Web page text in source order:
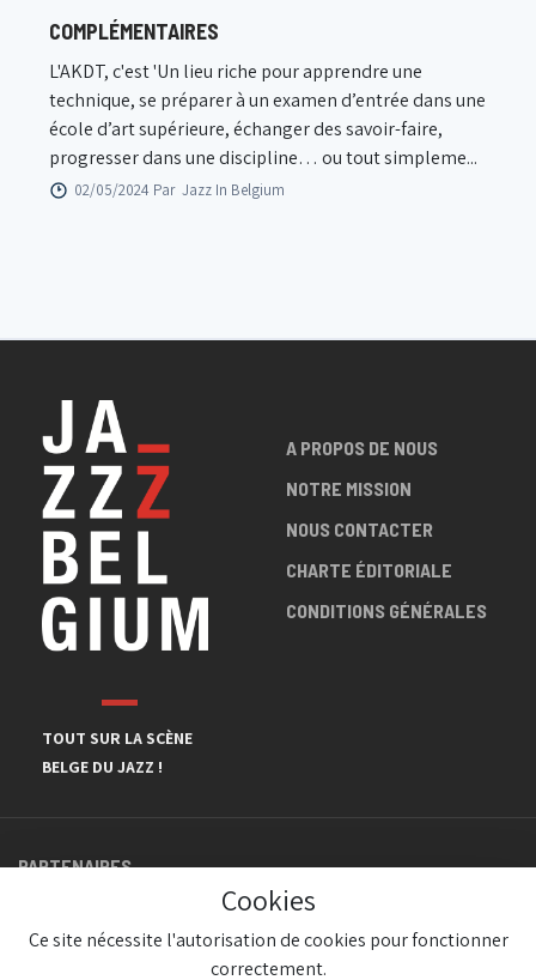
COMPLÉMENTAIRES
L'AKDT, c'est 'Un lieu riche pour apprendre une
technique, se préparer à un examen d’entrée dans une
école d’art supérieure, échanger des savoir-faire,
progresser dans une discipline… ou tout simpleme...
02/05/2024 Par Jazz In Belgium
TOUT SUR LA SCÈNE
BELGE DU JAZZ !
A PROPOS DE NOUS
NOTRE MISSION
NOUS CONTACTER
CHARTE ÉDITORIALE
CONDITIONS GÉNÉRALES
PARTENAIRES
Cookies
Ce site nécessite l'autorisation de cookies pour fonctionner
correctement.